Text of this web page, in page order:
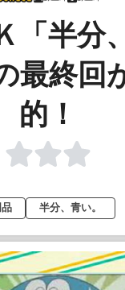
「半分
最終回
的！
半分、青い。